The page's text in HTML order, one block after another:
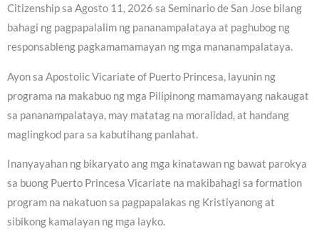
Citizenship sa Agosto 11, 2026 sa Seminario de San Jose bilang
bahagi ng pagpapalalim ng pananampalataya at paghubog ng
responsableng pagkamamamayan ng mga mananampalataya.
Ayon sa Apostolic Vicariate of Puerto Princesa, layunin ng
programa na makabuo ng mga Pilipinong mamamayang nakaugat
sa pananampalataya, may matatag na moralidad, at handang
maglingkod para sa kabutihang panlahat.
Inanyayahan ng bikaryato ang mga kinatawan ng bawat parokya
sa buong Puerto Princesa Vicariate na makibahagi sa formation
program na nakatuon sa pagpapalakas ng Kristiyanong at
sibikong kamalayan ng mga layko.